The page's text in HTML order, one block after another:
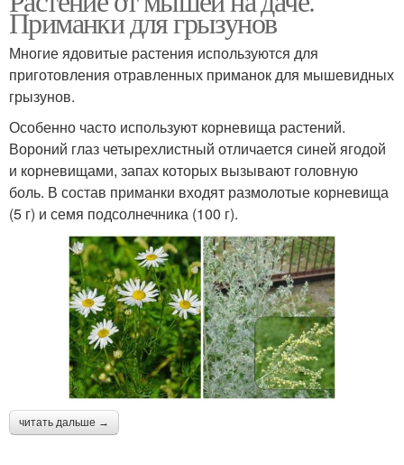
Приманки для грызунов
Многие ядовитые растения используются для
приготовления отравленных приманок для мышевидных
грызунов.
Особенно часто используют корневища растений.
Вороний глаз четырехлистный отличается синей ягодой
и корневищами, запах которых вызывают головную
боль. В состав приманки входят размолотые корневища
(5 г) и семя подсолнечника (100 г).
читать дальше →